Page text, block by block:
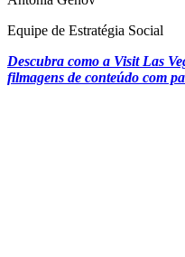
Equipe de Estratégia Social
Descubra como a Visit Las
filmagens de conteúdo com